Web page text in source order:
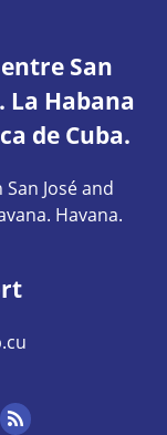
San
La Habana
de Cuba.
José and
Havana.